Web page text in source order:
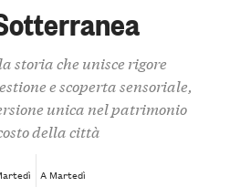
storia che unisce rigore
e scoperta sensoriale,
unica nel patrimonio
della città
A Martedì